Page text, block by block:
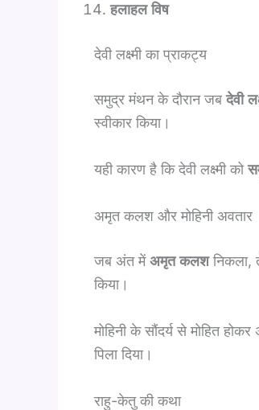
हलाहल विष
देवी लक्ष्मी का प्राकट्य
समुद्र मंथन के दौरान जबदेवी
स्वीकार किया।
यही कारण है कि देवी लक्ष्मी को
अमृत कलश और मोहिनी अवतार
जब अंत मेंअमृत कलशनिकला,
किया।
मोहिनी के सौंदर्य से मोहित
पिला दिया।
राहु-केतु की कथा